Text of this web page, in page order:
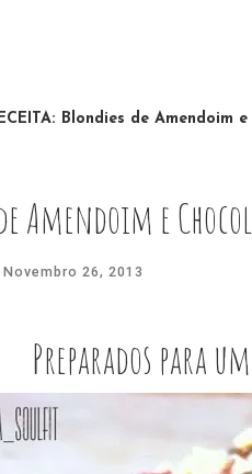
Blondies de Amendoim
Amendoim e
Novembro 26, 2013
Preparados para